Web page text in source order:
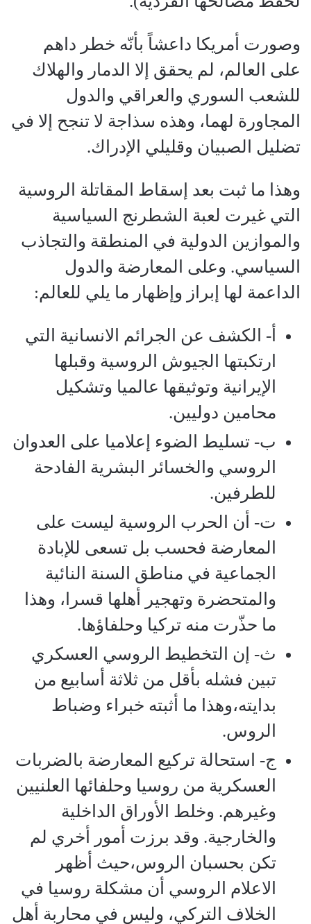
وصورت أمريكا داعشاً بأنّه خطر داهم
على العالم، لم يحقق إلا الدمار والهلاك
للشعب السوري والعراقي والدول
المجاورة لهما، وهذه سذاجة لا تنجح إلا في
تضليل الصبيان وقليلي الإدراك.
وهذا ما ثبت بعد إسقاط المقاتلة الروسية
التي غيرت لعبة الشطرنج السياسية
والموازين الدولية في المنطقة والتجاذب
السياسي. وعلى المعارضة والدول
الداعمة لها إبراز وإظهار ما يلي للعالم:
أ‌- الكشف عن الجرائم الانسانية التي
ارتكبتها الجيوش الروسية وقبلها
الإيرانية وتوثيقها عالميا وتشكيل
محامين دوليين.
ب‌- تسليط الضوء إعلاميا على العدوان
الروسي والخسائر البشرية الفادحة
للطرفين.
ت‌- أن الحرب الروسية ليست على
المعارضة فحسب بل تسعى للإبادة
الجماعية في مناطق السنة النائية
والمتحضرة وتهجير أهلها قسرا، وهذا
ما حذّرت منه تركيا وحلفاؤها.
ث‌- إن التخطيط الروسي العسكري
تبين فشله بأقل من ثلاثة أسابيع من
بدايته،وهذا ما أثبته خبراء وضباط
الروس.
ج‌- استحالة تركيع المعارضة بالضربات
العسكرية من روسيا وحلفائها العلنيين
وغيرهم. وخلط الأوراق الداخلية
والخارجية. وقد برزت أمور أخري لم
تكن بحسبان الروس،حيث أظهر
الاعلام الروسي أن مشكلة روسيا في
الخلاف التركي، وليس في محاربة أهل